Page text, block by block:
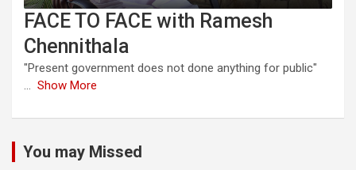
FACE TO FACE with Ramesh
Chennithala
"Present government does not done anything for public"
... Show More
You may Missed